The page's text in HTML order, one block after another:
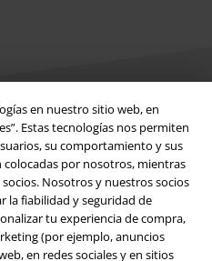
en nuestro sitio web, en
Estas tecnologías nos permiten
su comportamiento y sus
por nosotros, mientras
Nosotros y nuestros socios
la fiabilidad y seguridad de
tu experiencia de compra,
(por ejemplo, anuncios
en redes sociales y en sitios